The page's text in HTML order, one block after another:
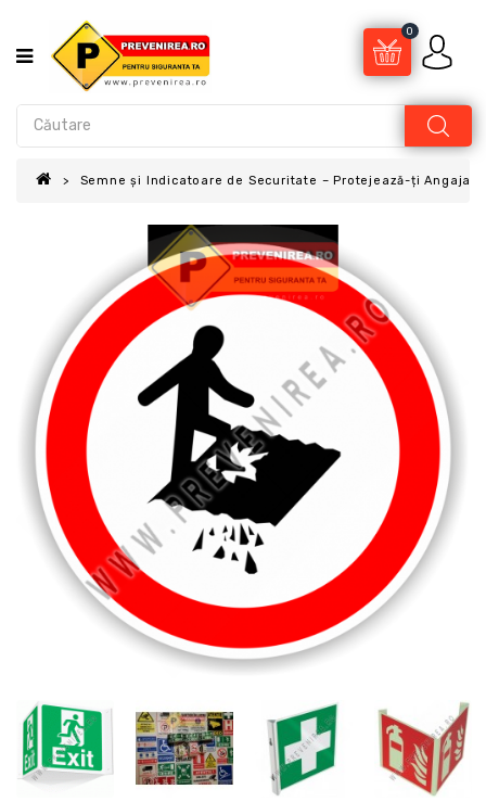
0
Semne și Indicatoare de Securitate – Protejează-ți